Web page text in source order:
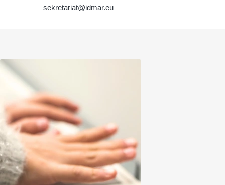
sekretariat@idmar.eu